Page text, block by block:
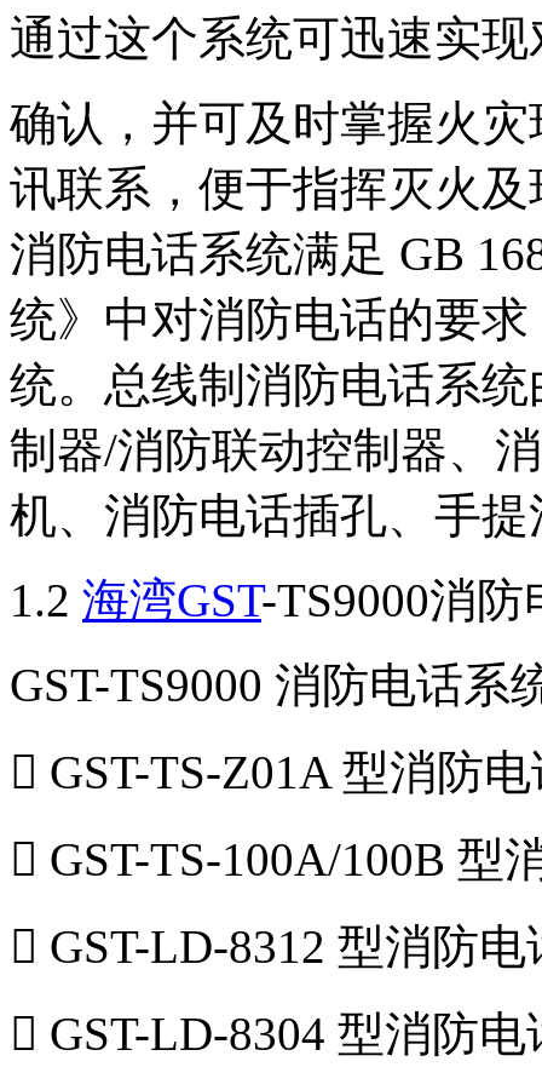
通过这个系统可迅速实
确认，并可及时掌握火
讯联系，便于指挥灭火
消防电话系统满足 GB
统》中对消防电话的要
统。总线制消防电话系
制器/消防联动控制器、
机、消防电话插孔、手
1.2 海湾GST-TS9000消防
GST-TS9000 消防电话
 GST-TS-Z01A 型消防
 GST-TS-100A/100B 型
 GST-LD-8312 型消防
 GST-LD-8304 型消防